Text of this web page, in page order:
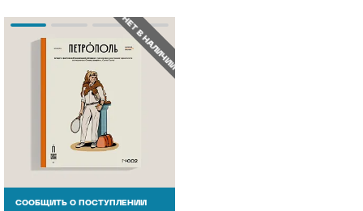
НЕТ В НАЛИЧИИ
СООБЩИТЬ О ПОСТУПЛЕНИИ